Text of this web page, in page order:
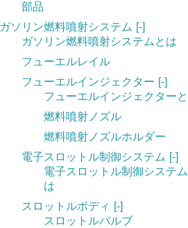
部品
ガソリン燃料噴射システム [-]
ガソリン燃料噴射システムとは
フューエルレイル
フューエルインジェクター [-]
フューエルインジェクター
燃料噴射ノズル
燃料噴射ノズルホルダー
電子スロットル制御システム [-]
電子スロットル制御システ
は
スロットルボディ [-]
スロットルバルブ